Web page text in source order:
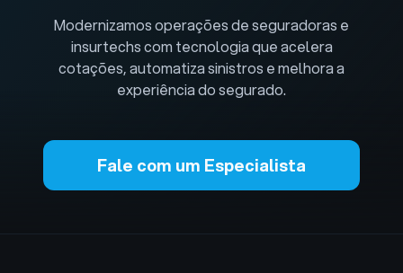
Modernizamos operações de seguradoras e
insurtechs com tecnologia que acelera
cotações, automatiza sinistros e melhora a
experiência do segurado.
Fale com um Especialista